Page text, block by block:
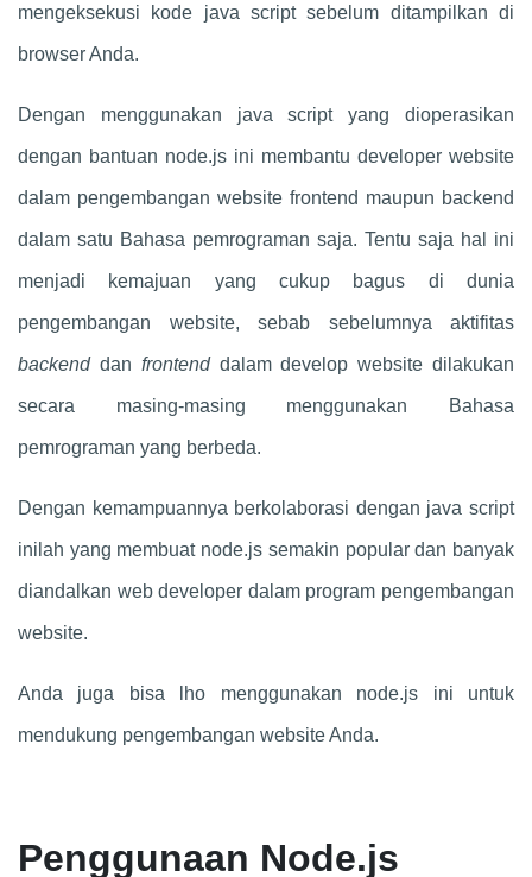
mengeksekusi kode java script sebelum ditampilkan di
browser Anda.
Dengan menggunakan java script yang dioperasikan
dengan bantuan node.js ini membantu developer website
dalam pengembangan website frontend maupun backend
dalam satu Bahasa pemrograman saja. Tentu saja hal ini
menjadi kemajuan yang cukup bagus di dunia
pengembangan website, sebab sebelumnya aktifitas
backenddan frontenddalam develop website dilakukan
secara masing-masing menggunakan Bahasa
pemrograman yang berbeda.
Dengan kemampuannya berkolaborasi dengan java script
inilah yang membuat node.js semakin popular dan banyak
diandalkan web developer dalam program pengembangan
website.
Anda juga bisa lho menggunakan node.js ini untuk
mendukung pengembangan website Anda.
Penggunaan Node.js